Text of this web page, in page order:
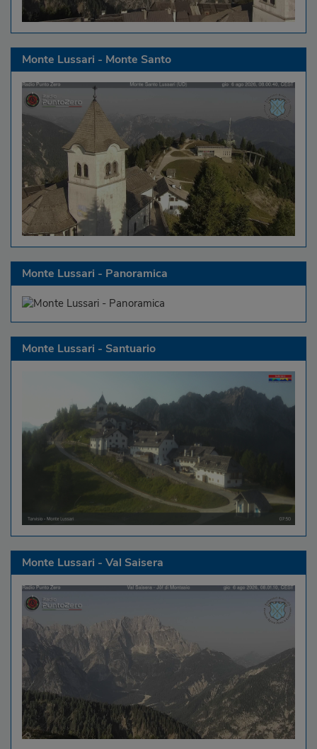
Monte Lussari - Monte Santo
Monte Lussari - Panoramica
Monte Lussari - Santuario
Monte Lussari - Val Saisera